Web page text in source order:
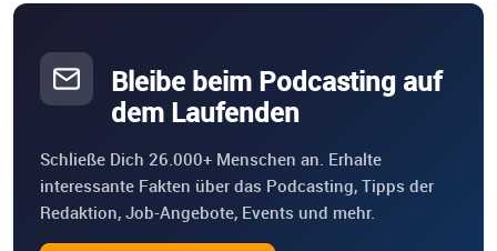
Bleibe beim Podcasting auf
dem Laufenden
Schließe Dich 26.000+ Menschen an. Erhalte
interessante Fakten über das Podcasting, Tipps der
Redaktion, Job-Angebote, Events und mehr.